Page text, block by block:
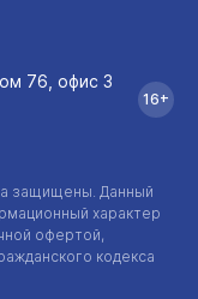
защищены. Данный
характер
офертой,
кодекса
76, офис 3
16+